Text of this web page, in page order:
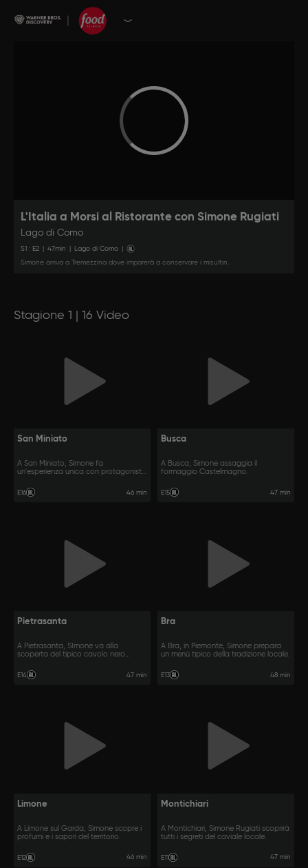
L'Italia a Morsi al Ristorante con Simone Rugiati
Lago di Como
S1 : E2 47min Lago di Como
Simone arriva a Tremezzina dove imparerà a conservare i misultin.
Stagione 1 | 16 Video
San Miniato
A San Miniato, Simone fa
un'esperienza unica con protagonista
E16 46 min
Busca
A Busca, Simone assaggia il
formaggio Castelmagno.
E15 47 min
Pietrasanta
A Pietrasanta, SImone va alla
scoperta del tipico cavolo nero
E14 47 min
Bra
A Bra, in Piemonte, Simone prepara
un menù tipico della tradizione locale.
E13 48 min
Limone
A Limone sul Garda, Simone scopre i
profumi e i sapori del territorio.
E12 46 min
Montichiari
A Montichiari, Simone Rugiati scoprirà
tutti i segreti del caviale locale.
E11 47 min